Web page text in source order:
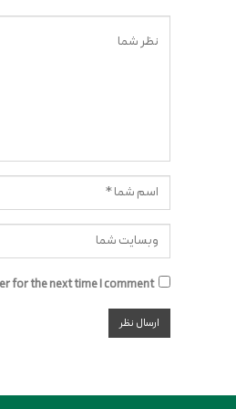
for the next time I comment.